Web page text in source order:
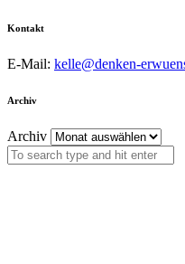
Kontakt
E-Mail: kelle@denken-
Archiv
Archiv